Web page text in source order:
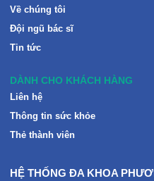
Về chúng tôi
Đội ngũ bác sĩ
Tin tức
DÀNH CHO KHÁCH HÀNG
Liên hệ
Thông tin sức khỏe
Thẻ thành viên
HỆ THỐNG ĐA KHOA